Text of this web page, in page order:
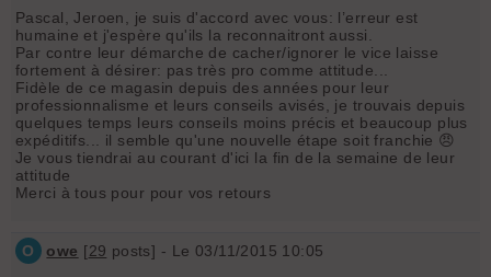
Pascal, Jeroen, je suis d'accord avec vous: l’erreur est
humaine et j'espère qu'ils la reconnaitront aussi.
Par contre leur démarche de cacher/ignorer le vice laisse
fortement à désirer: pas très pro comme attitude...
Fidèle de ce magasin depuis des années pour leur
professionnalisme et leurs conseils avisés, je trouvais depuis
quelques temps leurs conseils moins précis et beaucoup plus
expéditifs... il semble qu'une nouvelle étape soit franchie 😠
Je vous tiendrai au courant d'ici la fin de la semaine de leur
attitude
Merci à tous pour pour vos retours
O owe [29 posts] - Le 03/11/2015 10:05